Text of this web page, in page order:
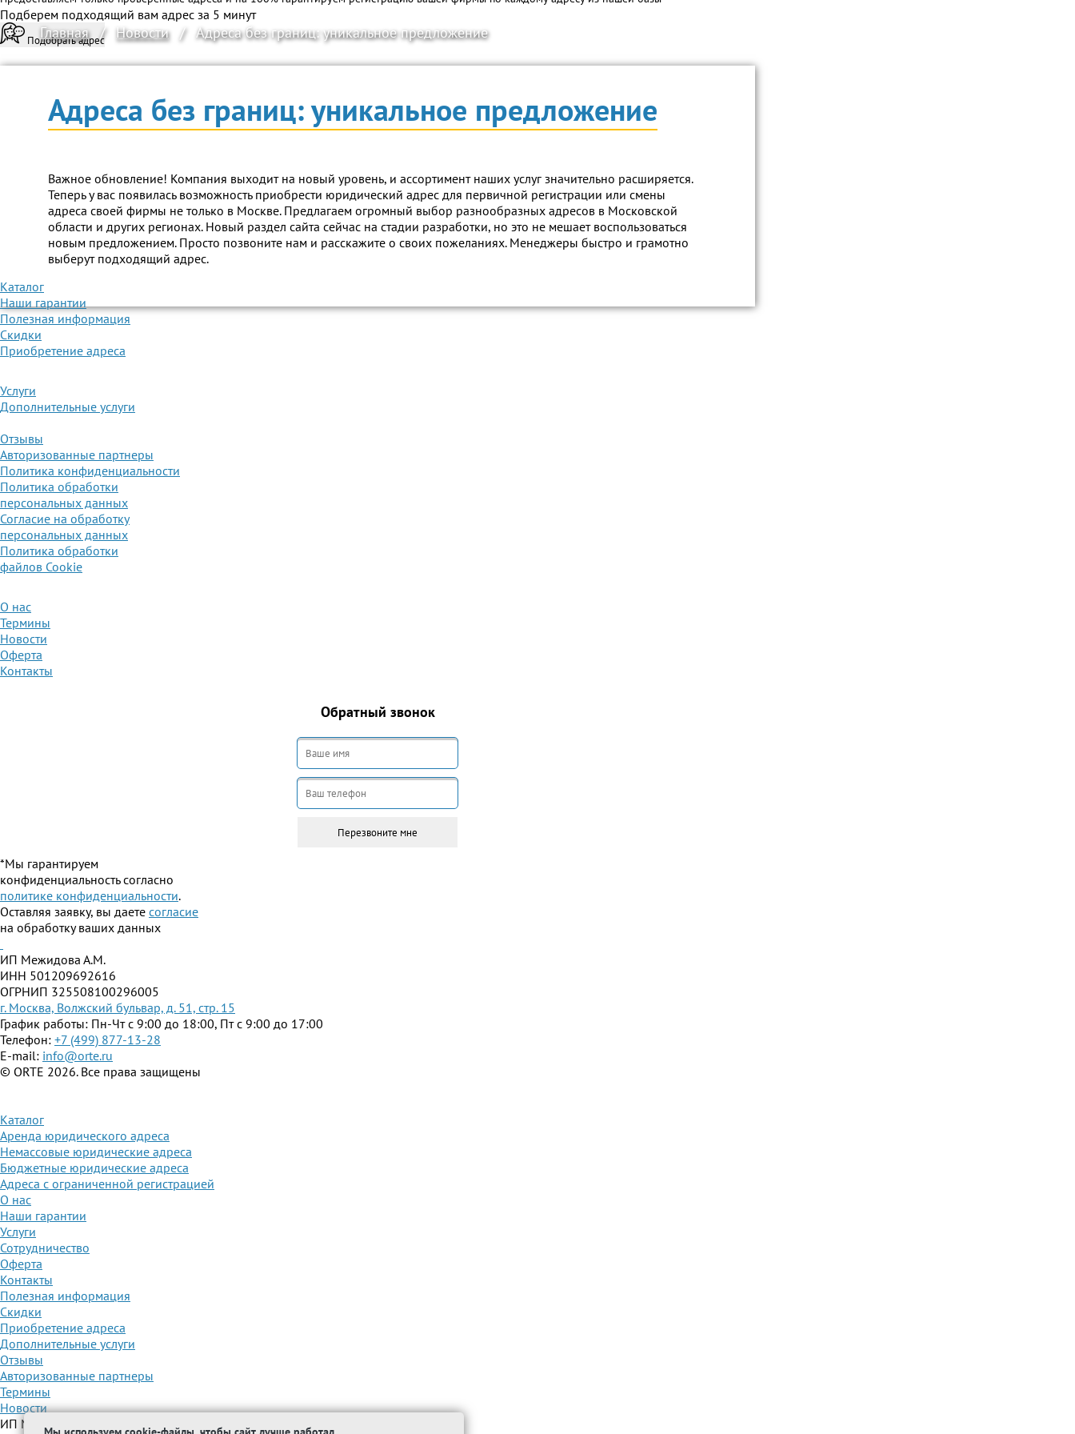
Подберем подходящий вам адрес за 5 минут
Подобрать адрес
Главная / Новости / Адреса без границ: уникальное предложение
Адреса без границ: уникальное предложение
Важное обновление! Компания выходит на новый уровень, и ассортимент наших услуг значительно расширяется.
Теперь у вас появилась возможность приобрести юридический адрес для первичной регистрации или смены
адреса своей фирмы не только в Москве. Предлагаем огромный выбор разнообразных адресов в Московской
области и других регионах. Новый раздел сайта сейчас на стадии разработки, но это не мешает воспользоваться
новым предложением. Просто позвоните нам и расскажите о своих пожеланиях. Менеджеры быстро и грамотно
выберут подходящий адрес.
Каталог
Наши гарантии
Полезная информация
Скидки
Приобретение адреса
Услуги
Дополнительные услуги
Отзывы
Авторизованные партнеры
Политика конфиденциальности
Политика обработки
персональных данных
Согласие на обработку
персональных данных
Политика обработки
файлов Cookie
О нас
Термины
Новости
Оферта
Контакты
Обратный звонок
*Мы гарантируем
конфиденциальность согласно
политике конфиденциальности.
Оставляя заявку, вы даете согласие
на обработку ваших данных
ИП Межидова А.М.
ИНН 501209692616
ОГРНИП 325508100296005
г. Москва, Волжский бульвар, д. 51, стр. 15
График работы: Пн-Чт с 9:00 до 18:00, Пт с 9:00 до 17:00
Телефон: +7 (499) 877-13-28
E-mail: info@orte.ru
© ORTE 2026. Все права защищены
Каталог
Аренда юридического адреса
Немассовые юридические адреса
Бюджетные юридические адреса
Адреса с ограниченной регистрацией
О нас
Наши гарантии
Услуги
Сотрудничество
Оферта
Контакты
Полезная информация
Скидки
Приобретение адреса
Дополнительные услуги
Отзывы
Авторизованные партнеры
Термины
Новости
ИП Межидова А.М.